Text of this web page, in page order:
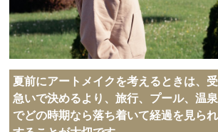
夏前にアートメイクを考えるときは、
急いで決めるより、旅行、プール、温
でどの時期なら落ち着いて経過を見ら